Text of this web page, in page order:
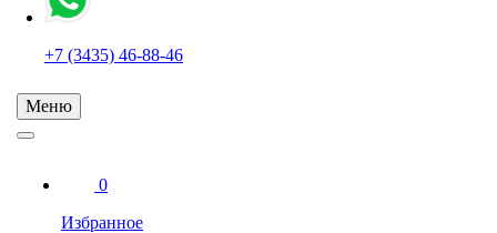
+7 (3435) 46-88-46
Меню
0
Избранное